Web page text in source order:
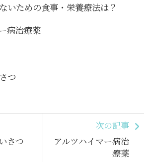
いための食事・栄養療法は？
病治療薬
つ
さつ
次の記事
アルツハイマー病治
療薬